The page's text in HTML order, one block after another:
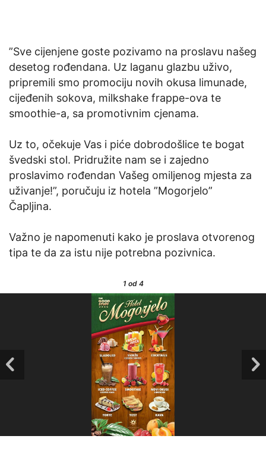
”Sve cijenjene goste pozivamo na proslavu našeg
desetog rođendana. Uz laganu glazbu uživo,
pripremili smo promociju novih okusa limunade,
cijeđenih sokova, milkshake frappe-ova te
smoothie-a, sa promotivnim cjenama.
Uz to, očekuje Vas i piće dobrodošlice te bogat
švedski stol. Pridružite nam se i zajedno
proslavimo rođendan Vašeg omiljenog mjesta za
uživanje!”, poručuju iz hotela ”Mogorjelo”
Čapljina.
Važno je napomenuti kako je proslava otvorenog
tipa te da za istu nije potrebna pozivnica.
1od 4